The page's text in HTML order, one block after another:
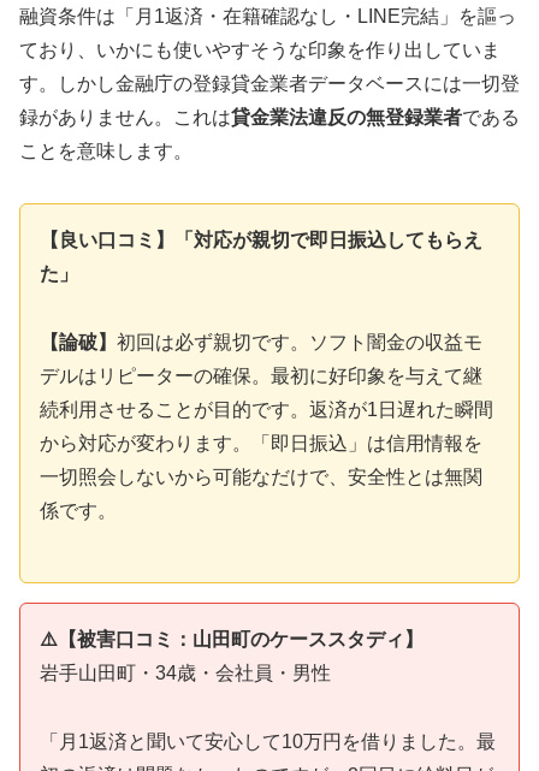
融資条件は「月1返済・在籍確認なし・LINE完結」を謳っ
ており、いかにも使いやすそうな印象を作り出していま
す。しかし金融庁の登録貸金業者データベースには一切登
録がありません。これは貸金業法違反の無登録業者である
ことを意味します。
【良い口コミ】「対応が親切で即日振込してもらえ
た」
【論破】 初回は必ず親切です。ソフト闇金の収益モ
デルはリピーターの確保。最初に好印象を与えて継
続利用させることが目的です。返済が1日遅れた瞬間
から対応が変わります。「即日振込」は信用情報を
一切照会しないから可能なだけで、安全性とは無関
係です。
⚠️【被害口コミ：山田町のケーススタディ】
岩手山田町・34歳・会社員・男性
「月1返済と聞いて安心して10万円を借りました。最